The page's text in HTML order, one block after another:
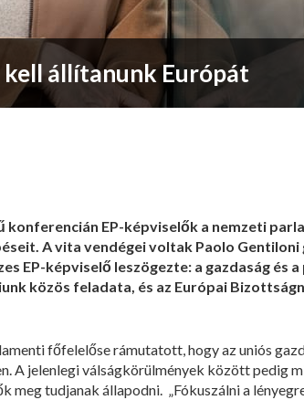
állítanunk Európát
konferencián EP-képviselők a nemzeti
A vita vendégei voltak Paolo Gentiloni
EP-képviselő leszögezte: a gazdaság és
közös feladata, és az Európai
főfelelőse rámutatott, hogy az uniós
A jelenlegi válságkörülmények között pedig
meg tudjanak állapodni. „Fókuszálni a